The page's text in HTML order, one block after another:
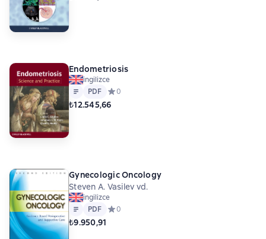
Endometriosis
ingilizce
Metin
PDF
PDF Средний рейтинг 0 на основе 0 оценок
0
₺12.545,66
Gynecologic Oncology
Steven A. Vasilev vd.
ingilizce
Metin
PDF
PDF Средний рейтинг 0 на основе 0 оценок
0
₺9.950,91